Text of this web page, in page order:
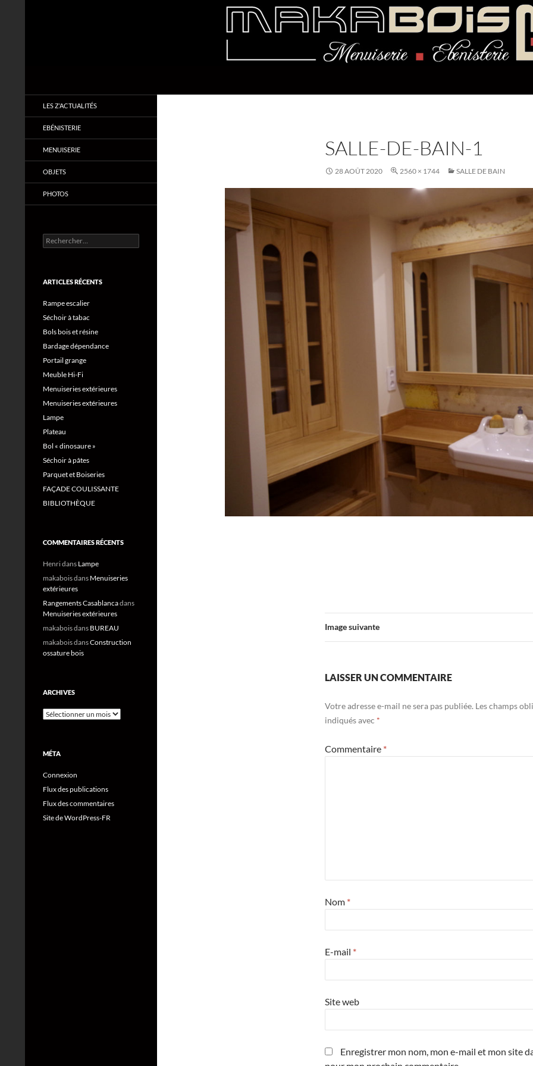
SALLE-DE-BAIN-1
28 AOÛT 2020 2560 × 1744 SALLE DE BAIN
Image suivante
LAISSER UN COMMENTAIRE
Votre adresse e-mail ne sera pas publiée. Les champs
indiqués avec *
Commentaire *
Nom *
E-mail *
Site web
Enregistrer mon nom, mon e-mail et mon site
Menuiserie & Ebénisterie
LES Z’ACTUALITÉS
EBÉNISTERIE
MENUISERIE
OBJETS
PHOTOS
Rechercher :
ARTICLES RÉCENTS
Rampe escalier
Séchoir à tabac
Bols bois et résine
Bardage dépendance
Portail grange
Meuble Hi-Fi
Menuiseries extérieures
Menuiseries extérieures
Lampe
Plateau
Bol « dinosaure »
Séchoir à pâtes
Parquet et Boiseries
FAÇADE COULISSANTE
BIBLIOTHÈQUE
COMMENTAIRES RÉCENTS
Henridans Lampe
makaboisdans Menuiseries
extérieures
Rangements Casablancadans
Menuiseries extérieures
makaboisdans BUREAU
makaboisdansConstruction
ossature bois
ARCHIVES
Archives
MÉTA
Connexion
Flux des publications
Flux des commentaires
Site de WordPress-FR